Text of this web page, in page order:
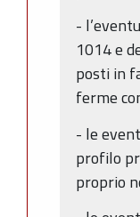
-
1014 e
posti in
ferme
- le
profilo
proprio